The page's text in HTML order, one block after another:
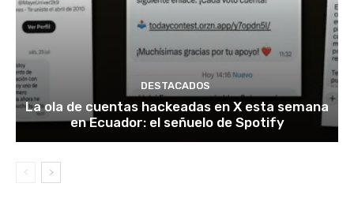
DESTACADOS
La ola de cuentas hackeadas en X esta semana
en Ecuador: el señuelo de Spotify